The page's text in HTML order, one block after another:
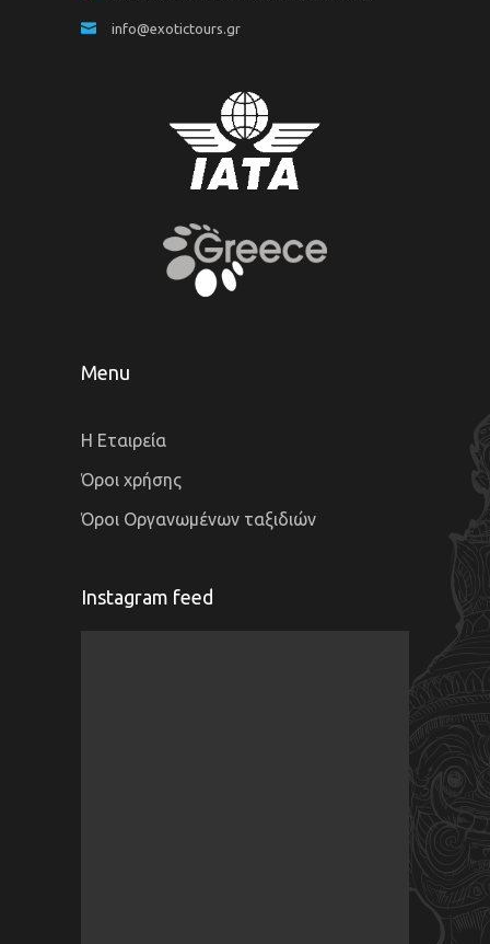
info@exotictours.gr
Menu
Η Εταιρεία
Όροι χρήσης
Όροι Οργανωμένων ταξιδιών
Instagram feed